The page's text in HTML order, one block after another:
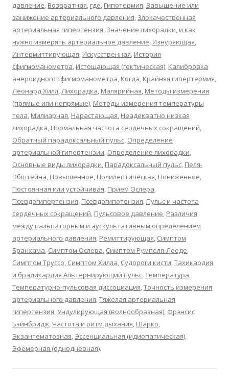
давление, Возвратная, где, Гипотермия, Завышение или
занижение артериального давления, Злокачественная
артериальная гипертензия, Значение лихорадки, и как
нужно измерять артериальное давление, Изнуряющая,
Интермиттирующая, Искусственная, История
сфигмоманометра, Истощающая (гектическая), Калибровка
анероидного сфигмоманометра, Когда, Крайняя гипертермия,
Леонард Хилл,Лихорадка, Малярийная, Методы измерения
(прямые или непрямые), Методы измерения температуры
тела, Милиарная, Нарастающая, Неадекватно низкая
лихорадка, Нормальная частота сердечных сокращений,
Обратный парадоксальный пульс, Определение
артериальной гипертензии, Определение лихорадки,
Основные виды лихорадки, Парадоксальный пульс, Пеля-
Эбштейна, Повышенное, Полилептическая, Пониженное,
Постоянная или устойчивая, Прием Ослера,
Псевдогипертензия, Псевдогипотензия, Пульс и частота
сердечных сокращений, Пульсовое давление, Различия
между пальпаторным и аускультативным определением
артериального давления, Ремиттирующая, Симптом
Бранхама, Симптом Ослера, Симптом Румпеля-Лееде,
Симптом Труссо, Симптом Хилла, Судороги кисти,Тахикардия
и брадикардия Альтернирующий пульс,Температура,
Температурно-пульсовая диссоциация,Точность измерения
артериального давления,Тяжелая артериальная
гипертензия,Ундулирующая (волнообразная), Фрэнсис
Бэйнбридж, Частота и ритм дыхания, Шарко,
Экзантематозная, Эссенциальная (идиопатическая),
Эфемерная (однодневная).